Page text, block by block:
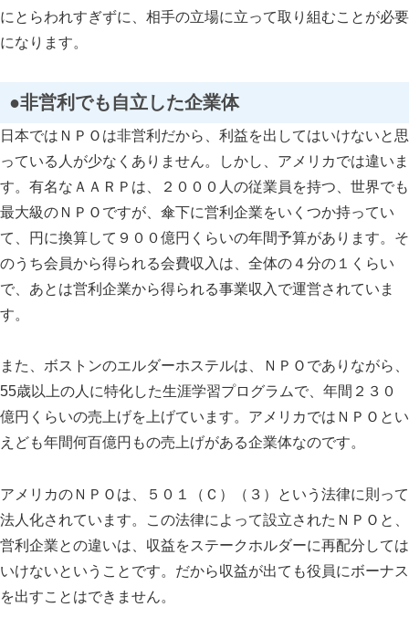
にとらわれすぎずに、相手の立場に立って取り組むことが必要
になります。
●非営利でも自立した企業体
日本ではＮＰＯは非営利だから、利益を出してはいけないと思
っている人が少なくありません。しかし、アメリカでは違いま
す。有名なＡＡＲＰは、２０００人の従業員を持つ、世界でも
最大級のＮＰＯですが、傘下に営利企業をいくつか持ってい
て、円に換算して９００億円くらいの年間予算があります。そ
のうち会員から得られる会費収入は、全体の４分の１くらい
で、あとは営利企業から得られる事業収入で運営されていま
す。
また、ボストンのエルダーホステルは、ＮＰＯでありながら、
55歳以上の人に特化した生涯学習プログラムで、年間２３０
億円くらいの売上げを上げています。アメリカではＮＰＯとい
えども年間何百億円もの売上げがある企業体なのです。
アメリカのＮＰＯは、５０１（Ｃ）（３）という法律に則って
法人化されています。この法律によって設立されたＮＰＯと、
営利企業との違いは、収益をステークホルダーに再配分しては
いけないということです。だから収益が出ても役員にボーナス
を出すことはできません。